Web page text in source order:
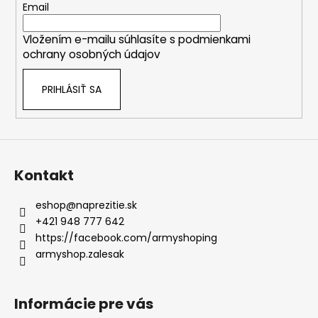
Email
Vložením e-mailu súhlasíte s podmienkami
ochrany osobných údajov
PRIHLÁSIŤ SA
Kontakt
eshop@naprezitie.sk
+421 948 777 642
https://facebook.com/armyshoping
armyshop.zalesak
Informácie pre vás